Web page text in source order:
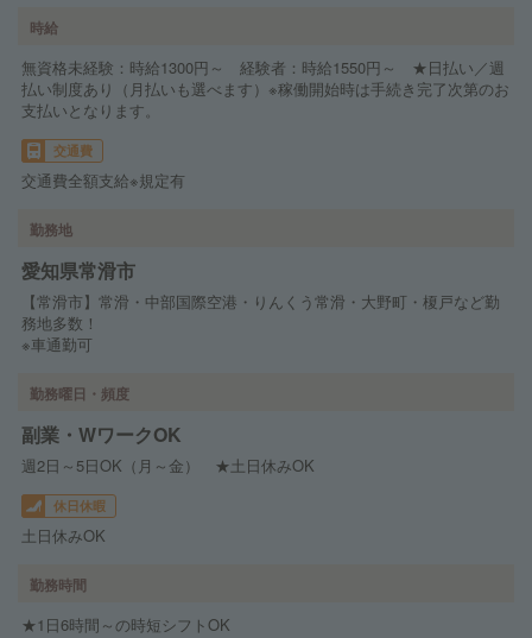
時給
無資格未経験：時給1300円～ 経験者：時給1550円～ ★日払い／週
払い制度あり（月払いも選べます）※稼働開始時は手続き完了次第のお
支払いとなります。
交通費
交通費全額支給※規定有
勤務地
愛知県常滑市
【常滑市】常滑・中部国際空港・りんくう常滑・大野町・榎戸など勤
務地多数！
※車通勤可
勤務曜日・頻度
副業・WワークOK
週2日～5日OK（月～金） ★土日休みOK
休日休暇
土日休みOK
勤務時間
★1日6時間～の時短シフトOK